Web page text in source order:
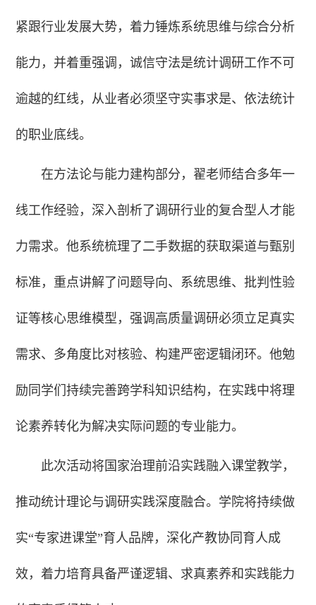
紧跟行业发展大势，着力锤炼系统思维与综合分析
能力，并着重强调，诚信守法是统计调研工作不可
逾越的红线，从业者必须坚守实事求是、依法统计
的职业底线。
在方法论与能力建构部分，翟老师结合多年一
线工作经验，深入剖析了调研行业的复合型人才能
力需求。他系统梳理了二手数据的获取渠道与甄别
标准，重点讲解了问题导向、系统思维、批判性验
证等核心思维模型，强调高质量调研必须立足真实
需求、多角度比对核验、构建严密逻辑闭环。他勉
励同学们持续完善跨学科知识结构，在实践中将理
论素养转化为解决实际问题的专业能力。
此次活动将国家治理前沿实践融入课堂教学，
推动统计理论与调研实践深度融合。学院将持续做
实“专家进课堂”育人品牌，深化产教协同育人成
效，着力培育具备严谨逻辑、求真素养和实践能力